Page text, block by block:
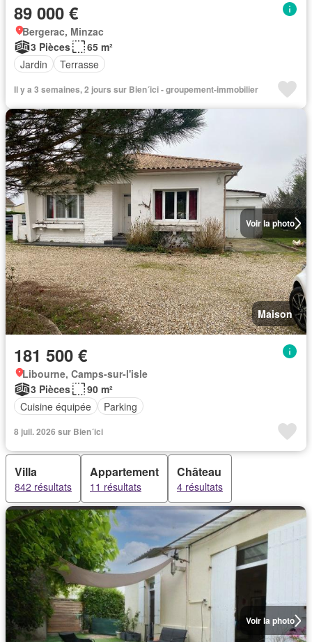
89 000 €
Bergerac, Minzac
3 Pièces
65 m²
Jardin
Terrasse
Il y a 3 semaines, 2 jours sur Bien´ici - groupement-immobilier
Voir la photo
Maison
181 500 €
Libourne, Camps-sur-l'isle
3 Pièces
90 m²
Cuisine équipée
Parking
8 juil. 2026 sur Bien´ici
Villa
842 résultats
Appartement
11 résultats
Château
4 résultats
Voir la photo